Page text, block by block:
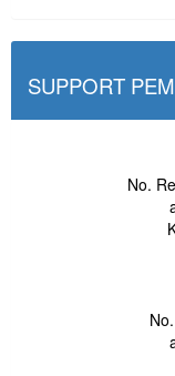
SUPPORT
No.